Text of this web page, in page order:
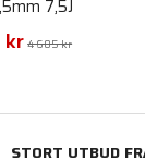
7,5J
kr 4 605 kr
STORT UTBUD